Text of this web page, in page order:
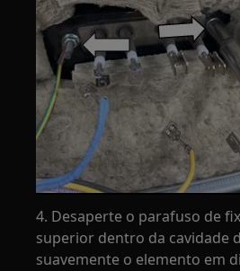
4. Desaperte o parafuso de
superior dentro da cavidade
suavemente o elemento em